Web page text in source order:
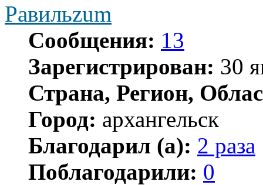
Равильzum
Сообщения: 13
Зарегистрирован: 30
Страна, Регион,
Город: архангельск
Благодарил (а): 2 раза
Поблагодарили: 0